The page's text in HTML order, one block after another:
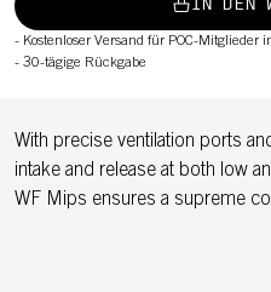
IN DEN
- Kostenloser Versand für POC-Mitglieder
- 30-tägige Rückgabe
With precise ventilation ports
intake and release at both low
WF Mips ensures a supreme